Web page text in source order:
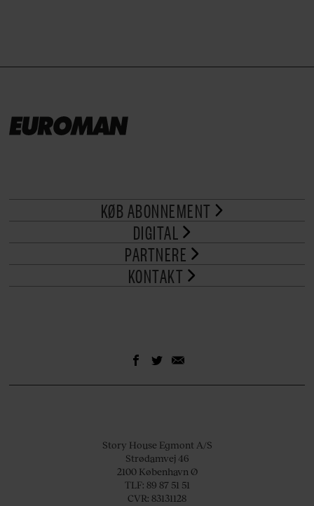
KØB ABONNEMENT
DIGITAL
PARTNERE
KONTAKT
Story House Egmont A/S
Strødamvej 46
2100 København Ø
TLF: 89 87 51 51
CVR: 83131128